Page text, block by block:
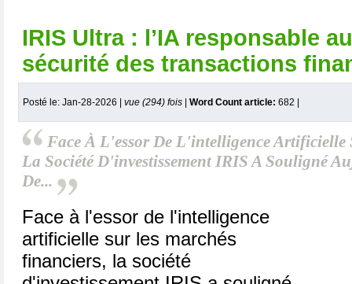
IRIS Ultra : l’IA responsable
sécurité des transactions
Posté le: Jan-28-2026 | vue (294) fois Word Count article: 682
Face À L'essor De L'intelligence Artificielle
La Société D'investissement IRIS A Souligné
De...
Face à l'essor de l'intelligence
artificielle sur les marchés
financiers, la société